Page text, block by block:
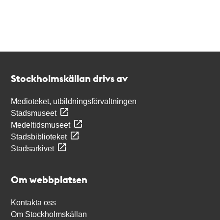
Stockholmskällan drivs av
Medioteket, utbildningsförvaltningen
Stadsmuseet
Medeltidsmuseet
Stadsbiblioteket
Stadsarkivet
Om webbplatsen
Kontakta oss
Om Stockholmskällan